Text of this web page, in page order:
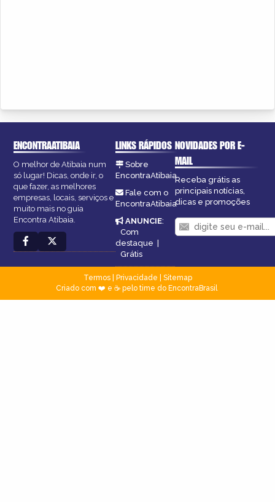
ENCONTRAATIBAIA
O melhor de Atibaia num
só lugar! Dicas, onde ir, o
que fazer, as melhores
empresas, locais, serviços e
muito mais no guia
Encontra Atibaia.
LINKS RÁPIDOS
Sobre
EncontraAtibaia
Fale com o
EncontraAtibaia
ANUNCIE:
Com
destaque |
Grátis
NOVIDADES POR E-
MAIL
Receba grátis as
principais notícias,
dicas e promoções
Termos| Privacidade
Sitemap
Criado com ❤️ e ☕ pelo time do EncontraBrasil